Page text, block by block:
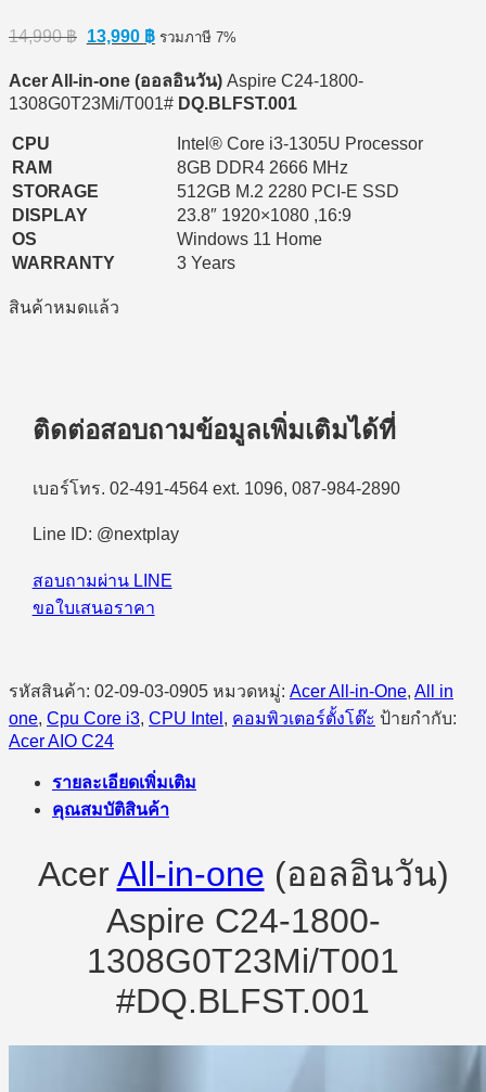
14,990฿ Original
price
14,990 ฿.
13,990 ฿Current
price
13,990 ฿.
รวมภาษี 7%
Acer All-in-one (ออลอินวัน) Aspire C24-1800-
1308G0T23Mi/T001# DQ.BLFST.001
CPU
Intel® Core i3-1305U Processor
RAM
8GB DDR4 2666 MHz
STORAGE
512GB M.2 2280 PCI-E SSD
DISPLAY
23.8″ 1920×1080 ,16:9
OS
Windows 11 Home
WARRANTY
3 Years
สินค้าหมดแล้ว
ติดต่อสอบถามข้อมูลเพิ่มเติมได้ที่
เบอร์โทร. 02-491-4564 ext. 1096, 087-984-2890
Line ID: @nextplay
สอบถามผ่าน LINE
ขอใบเสนอราคา
รหัสสินค้า: 02-09-03-0905 หมวดหมู่: Acer All-in-One, All in
one, Cpu Core i3, CPU Intel , คอมพิวเตอร์ตั้งโต๊ะ ป้ายกำกับ:
Acer AIO C24
รายละเอียดเพิ่มเติม
คุณสมบัติสินค้า
AcerAll-in-one (ออลอินวัน)
Aspire C24-1800-
1308G0T23Mi/T001
#DQ.BLFST.001